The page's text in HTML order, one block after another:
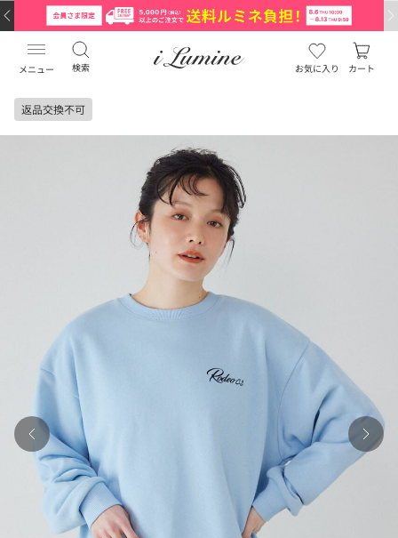
メニュー 検索 お気に入り カート
返品交換不可